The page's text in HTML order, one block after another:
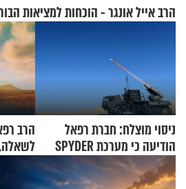
הרב אייל אונגר - הוכחות למציאות
ניסוי מוצלח: חברת רפאל
הודיעה כי מערכת SPYDER
הצליחה ליירט כטב"ם
הרב